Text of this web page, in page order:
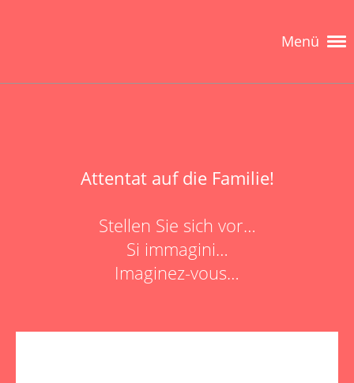
Menü
Attentat auf die Familie!
Stellen Sie sich vor…
Si immagini…
Imaginez-vous…